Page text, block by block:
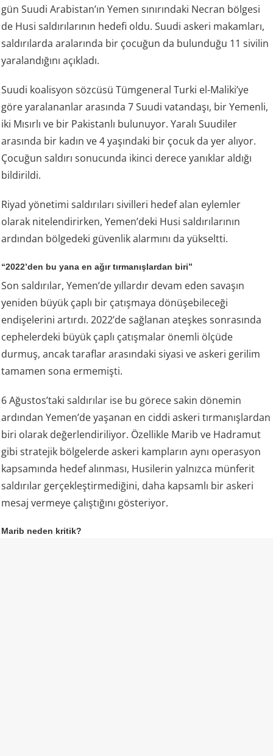
gün Suudi Arabistan’ın Yemen sınırındaki Necran bölgesi
de Husi saldırılarının hedefi oldu. Suudi askeri makamları,
saldırılarda aralarında bir çocuğun da bulunduğu 11 sivilin
yaralandığını açıkladı.
Suudi koalisyon sözcüsü Tümgeneral Turki el-Maliki’ye
göre yaralananlar arasında 7 Suudi vatandaşı, bir Yemenli,
iki Mısırlı ve bir Pakistanlı bulunuyor. Yaralı Suudiler
arasında bir kadın ve 4 yaşındaki bir çocuk da yer alıyor.
Çocuğun saldırı sonucunda ikinci derece yanıklar aldığı
bildirildi.
Riyad yönetimi saldırıları sivilleri hedef alan eylemler
olarak nitelendirirken, Yemen’deki Husi saldırılarının
ardından bölgedeki güvenlik alarmını da yükseltti.
“2022’den bu yana en ağır tırmanışlardan biri”
Son saldırılar, Yemen’de yıllardır devam eden savaşın
yeniden büyük çaplı bir çatışmaya dönüşebileceği
endişelerini artırdı. 2022’de sağlanan ateşkes sonrasında
cephelerdeki büyük çaplı çatışmalar önemli ölçüde
durmuş, ancak taraflar arasındaki siyasi ve askeri gerilim
tamamen sona ermemişti.
6 Ağustos’taki saldırılar ise bu görece sakin dönemin
ardından Yemen’de yaşanan en ciddi askeri tırmanışlardan
biri olarak değerlendiriliyor. Özellikle Marib ve Hadramut
gibi stratejik bölgelerde askeri kampların aynı operasyon
kapsamında hedef alınması, Husilerin yalnızca münferit
saldırılar gerçekleştirmediğini, daha kapsamlı bir askeri
mesaj vermeye çalıştığını gösteriyor.
Marib neden kritik?